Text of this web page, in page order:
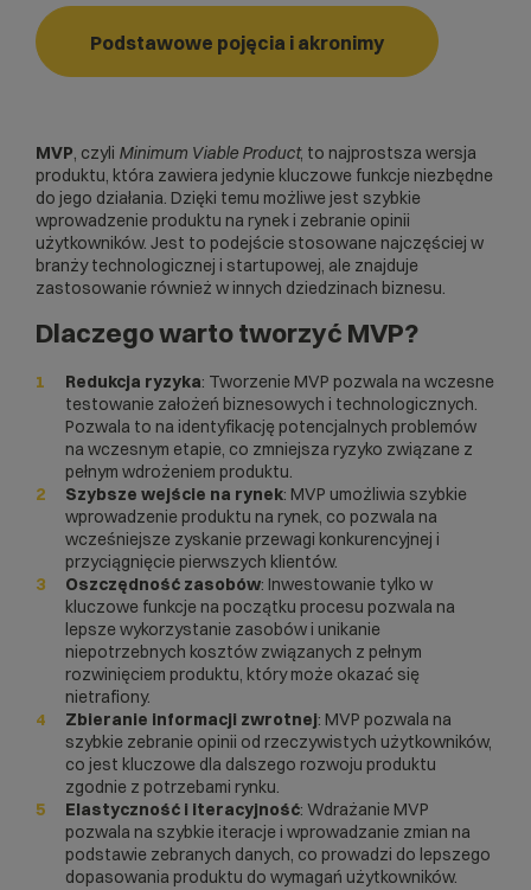
Podstawowe pojęcia i akronimy
MVP, czyli Minimum Viable Product, to najprostsza wersja
produktu, która zawiera jedynie kluczowe funkcje niezbędne
do jego działania. Dzięki temu możliwe jest szybkie
wprowadzenie produktu na rynek i zebranie opinii
użytkowników. Jest to podejście stosowane najczęściej w
branży technologicznej i startupowej, ale znajduje
zastosowanie również w innych dziedzinach biznesu.
Dlaczego warto tworzyć MVP?
Redukcja ryzyka: Tworzenie MVP pozwala na wczesne
testowanie założeń biznesowych i technologicznych.
Pozwala to na identyfikację potencjalnych problemów
na wczesnym etapie, co zmniejsza ryzyko związane z
pełnym wdrożeniem produktu.
Szybsze wejście na rynek: MVP umożliwia szybkie
wprowadzenie produktu na rynek, co pozwala na
wcześniejsze zyskanie przewagi konkurencyjnej i
przyciągnięcie pierwszych klientów.
Oszczędność zasobów: Inwestowanie tylko w
kluczowe funkcje na początku procesu pozwala na
lepsze wykorzystanie zasobów i unikanie
niepotrzebnych kosztów związanych z pełnym
rozwinięciem produktu, który może okazać się
nietrafiony.
Zbieranie informacji zwrotnej: MVP pozwala na
szybkie zebranie opinii od rzeczywistych użytkowników,
co jest kluczowe dla dalszego rozwoju produktu
zgodnie z potrzebami rynku.
Elastyczność i iteracyjność: Wdrażanie MVP
pozwala na szybkie iteracje i wprowadzanie zmian na
podstawie zebranych danych, co prowadzi do lepszego
dopasowania produktu do wymagań użytkowników.